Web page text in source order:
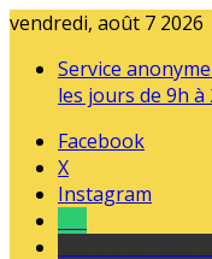
vendredi, août 7 2026
Service
les jours de 9h à
Facebook
X
Instagram